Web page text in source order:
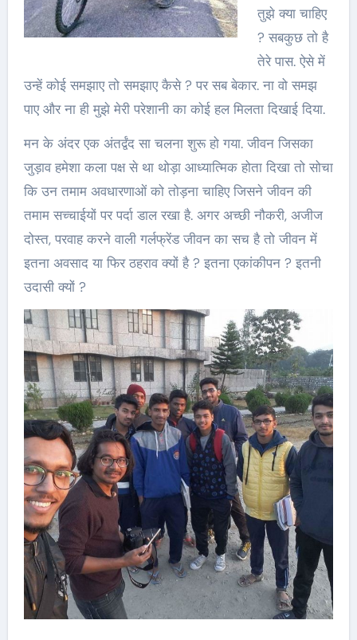
तुझे क्या चाहिए
? सबकुछ तो है
तेरे पास. ऐसे में
उन्हें कोई समझाए तो समझाए कैसे ? पर सब बेकार. ना वो समझ
पाए और ना ही मुझे मेरी परेशानी का कोई हल मिलता दिखाई दिया.
मन के अंदर एक अंतर्द्वंद सा चलना शुरू हो गया. जीवन जिसका
जुड़ाव हमेशा कला पक्ष से था थोड़ा आध्यात्मिक होता दिखा तो सोचा
कि उन तमाम अवधारणाओं को तोड़ना चाहिए जिसने जीवन की
तमाम सच्चाईयों पर पर्दा डाल रखा है. अगर अच्छी नौकरी, अजीज
दोस्त, परवाह करने वाली गर्लफ्रेंड जीवन का सच है तो जीवन में
इतना अवसाद या फिर ठहराव क्यों है ? इतना एकांकीपन ? इतनी
उदासी क्यों ?